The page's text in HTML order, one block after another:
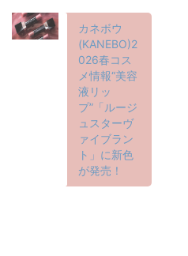
カネボウ
(KANEBO)2
026春コス
メ情報“美容
液リッ
プ”「ルージ
ュスターヴ
ァイブラン
ト」に新色
が発売！